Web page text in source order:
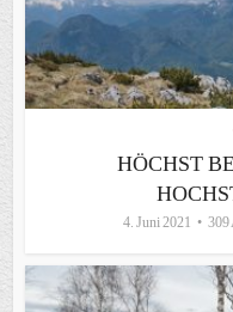
HÖCHST
4. Juni 2021 309